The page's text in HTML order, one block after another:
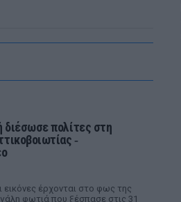
πολίτες στη
‑
εικόνες έρχονται στο φως της
φωτιά που ξέσπασε στις 31